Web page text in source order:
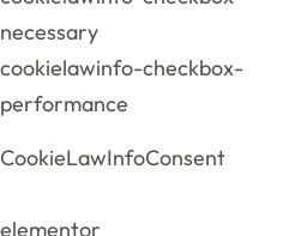
necessary
cookielawinfo-checkbox-
performance
CookieLawInfoConsent
elementor